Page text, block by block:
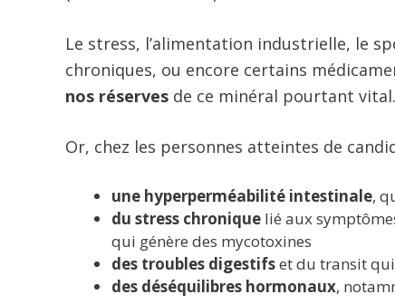
Le stress, l’alimentation industrielle, le
chroniques, ou encore certains
nos réserves de ce minéral pourtant vital.
Or, chez les personnes atteintes de
une hyperperméabilité intestinale,
du stress chronique lié aux
qui génère des mycotoxines
des troubles digestifset du transit
des déséquilibres hormonaux,